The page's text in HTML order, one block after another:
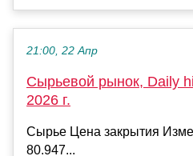
21:00, 22 Апр
Сырьевой рынок, Daily
2026 г.
Сырье Цена закрытия
80.947...